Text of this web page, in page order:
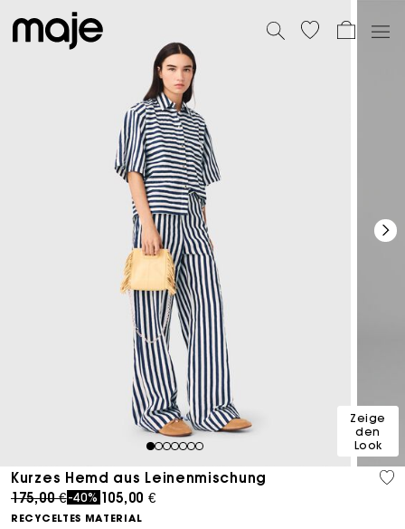
1234567
Zeige
den
Look
Kurzes Hemd aus Leinenmischung
Price reduced from
175,00 €to
-40% 105,00 €
RECYCELTES MATERIAL